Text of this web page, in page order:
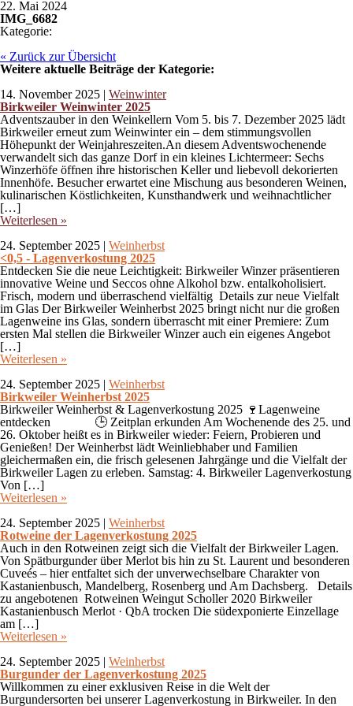
22. Mai 2024
IMG_6682
Kategorie:
« Zurück zur Übersicht
Weitere aktuelle Beiträge der Kategorie:
14. November 2025 | Weinwinter
Birkweiler Weinwinter 2025
Adventszauber in den Weinkellern Vom 5. bis 7. Dezember 2025 lädt
Birkweiler erneut zum Weinwinter ein – dem stimmungsvollen
Höhepunkt der Weinjahreszeiten.An diesem Adventswochenende
verwandelt sich das ganze Dorf in ein kleines Lichtermeer: Sechs
Winzerhöfe öffnen ihre historischen Keller und liebevoll dekorierten
Innenhöfe. Besucher erwartet eine Mischung aus besonderen Weinen,
kulinarischen Köstlichkeiten, Kunsthandwerk und weihnachtlicher
[…]
Weiterlesen »
24. September 2025 | Weinherbst
<0,5 - Lagenverkostung 2025
Entdecken Sie die neue Leichtigkeit: Birkweiler Winzer präsentieren
innovative Weine und Seccos ohne Alkohol bzw. entalkoholisiert.
Frisch, modern und überraschend vielfältig Details zur neue Vielfalt
im Glas Der Birkweiler Weinherbst 2025 bringt nicht nur die großen
Lagenweine ins Glas, sondern überrascht mit einer Premiere: Zum
ersten Mal stellen die Birkweiler Winzer auch ein eigenes Angebot
[…]
Weiterlesen »
24. September 2025 | Weinherbst
Birkweiler Weinherbst 2025
Birkweiler Weinherbst & Lagenverkostung 2025 🍷Lagenweine
entdecken 🕒 Zeitplan erkunden Am Wochenende des 25. und
26. Oktober heißt es in Birkweiler wieder: Feiern, Probieren und
Genießen! Der Weinherbst lädt Weinliebhaber und Familien
gleichermaßen ein, die frisch gelesenen Jahrgänge und die Vielfalt der
Birkweiler Lagen zu erleben. Samstag: 4. Birkweiler Lagenverkostung
Von […]
Weiterlesen »
24. September 2025 | Weinherbst
Rotweine der Lagenverkostung 2025
Auch in den Rotweinen zeigt sich die Vielfalt der Birkweiler Lagen.
Von Spätburgunder über Merlot bis hin zu St. Laurent und besonderen
Cuveés – hier entfaltet sich der unverwechselbare Charakter von
Kastanienbusch, Mandelberg, Rosenberg und Am Dachsberg. Details
zu angebotenen Rotweinen Weingut Scholler 2020 Birkweiler
Kastanienbusch Merlot · QbA trocken Die südexponierte Einzellage
am […]
Weiterlesen »
24. September 2025 | Weinherbst
Burgunder der Lagenverkostung 2025
Willkommen zu einer exklusiven Reise in die Welt der
Burgundersorten bei unserer Lagenverkostung in Birkweiler. In den